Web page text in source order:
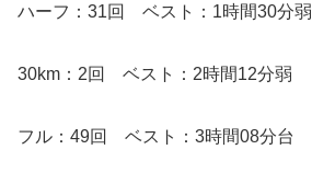
ハーフ：31回 ベスト：1時間30分弱
30km：2回 ベスト：2時間12分弱
フル：49回 ベスト：3時間08分台